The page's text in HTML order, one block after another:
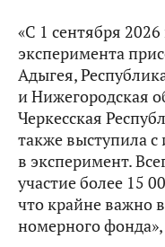
«С 1 сентября
эксперимента
Адыгея,
и Нижегородская
Черкесская
также выступила
в эксперимент.
участие более 15
что крайне важно
номерного